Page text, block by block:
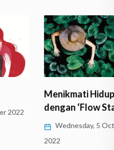
Menikmati Hidup
dengan ‘Flow State’
Wednesday, 5 October